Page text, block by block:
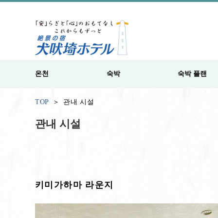
온천 숙박 숙박 플랜
TOP 관내 시설
관내 시설
키미가하마 라운지